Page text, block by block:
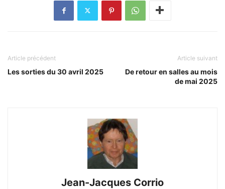
Article précédent
Les sorties du 30 avril 2025
Article suivant
De retour en salles au mois
de mai 2025
Jean-Jacques Corrio